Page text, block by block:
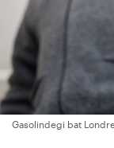
Gasolindegi bat